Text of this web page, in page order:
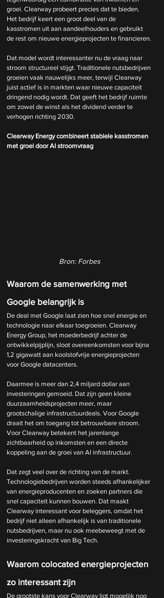
groei. Clearway probeert precies dat te bieden.
Het bedrijf keert een groot deel van de
kasstromen uit aan aandeelhouders en gebruikt
de rest om nieuwe energieprojecten te financieren.
Dat model wordt interessanter nu de vraag naar
stroom structureel stijgt. Traditionele nutsbedrijven
groeien vaak nauwelijks meer, terwijl Clearway
juist actief is in markten waar nieuwe capaciteit
dringend nodig wordt. Dat geeft het bedrijf ruimte
om zowel de winst als het dividend verder te
verhogen richting 2030.
Clearway Energy combineert stabiele kasstromen
met groei door AI stroomvraag
Bron: Forbes
Waarom de samenwerking met
Google belangrijk is
De deal met Google laat zien hoe snel energie en
technologie naar elkaar toegroeien. Clearway
Energy Group, het moederbedrijf achter de
ontwikkelpijplijn, sloot overeenkomsten voor bijna
1,2 gigawatt aan koolstofvrije energieprojecten
voor Google datacenters.
Daarmee is meer dan 2,4 miljard dollar aan
investeringen gemoeid. Dat zijn geen kleine
duurzaamheidsprojecten meer, maar
grootschalige infrastructuurdeals. Voor Google
draait het om toegang tot betrouwbare stroom.
Voor Clearway betekent het jarenlange
zichtbaarheid op inkomsten en een directe
koppeling aan de groei van AI infrastructuur.
Dat zegt veel over de richting van de markt.
Technologiebedrijven worden steeds afhankelijker
van energieproducenten en zoeken partners die
snel capaciteit kunnen bouwen. Dat maakt
Clearway interessant voor beleggers, omdat het
bedrijf niet alleen afhankelijk is van traditionele
nutsbedrijven, maar nu ook meebeweegt met de
investeringskracht van Big Tech.
Waarom colocated energieprojecten
zo interessant zijn
De grootste kans voor Clearway ligt mogelijk nog